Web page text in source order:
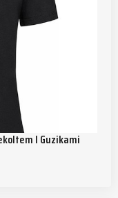
I Guzikami